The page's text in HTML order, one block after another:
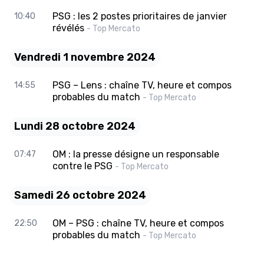
10:40
PSG : les 2 postes prioritaires de janvier
révélés - Top Mercato
Vendredi 1 novembre 2024
14:55
PSG – Lens : chaîne TV, heure et compos
probables du match - Top Mercato
Lundi 28 octobre 2024
07:47
OM : la presse désigne un responsable
contre le PSG - Top Mercato
Samedi 26 octobre 2024
22:50
OM – PSG : chaîne TV, heure et compos
probables du match - Top Mercato